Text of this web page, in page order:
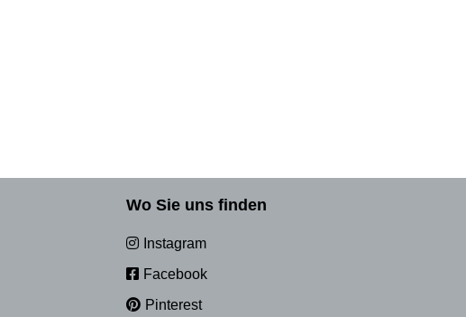
Wo Sie uns finden
Instagram
Facebook
Pinterest